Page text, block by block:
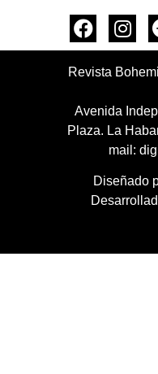
Revista
Avenida
Plaza. La
mail:
Diseñado